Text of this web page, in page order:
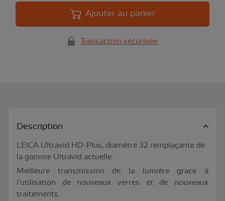
Ajouter au panier
Transaction sécurisée
Description
LEICA Ultravid HD-Plus, diamètre 32 remplaçante de
la gamme Ultravid actuelle.
Meilleure transmission de la lumière grace à
l’utilisation de nouveaux verres et de nouveaux
traitements.